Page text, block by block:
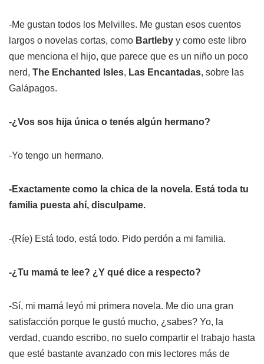
-Me gustan todos los Melvilles. Me gustan esos cuentos
largos o novelas cortas, como Bartleby y como este libro
que menciona el hijo, que parece que es un niño un poco
nerd, The Enchanted Isles, Las Encantadas, sobre las
Galápagos.
-¿Vos sos hija única o tenés algún hermano?
-Yo tengo un hermano.
-Exactamente como la chica de la novela. Está toda tu
familia puesta ahí, disculpame.
-(Ríe) Está todo, está todo. Pido perdón a mi familia.
-¿Tu mamá te lee? ¿Y qué dice a respecto?
-Sí, mi mamá leyó mi primera novela. Me dio una gran
satisfacción porque le gustó mucho, ¿sabes? Yo, la
verdad, cuando escribo, no suelo compartir el trabajo hasta
que esté bastante avanzado con mis lectores más de